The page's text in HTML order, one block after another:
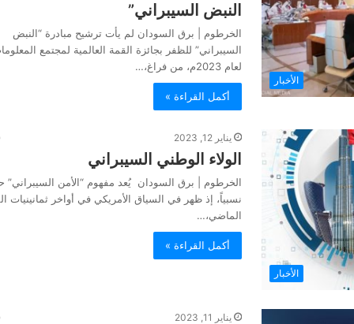
الأخبار
النبض السيبراني”
الخرطوم | برق السودان لم يأت ترشيح مبادرة “النبض
السيبراني” للظفر بجائزة القمة العالمية لمجتمع
لعام 2023م، من فراغ،…
أكمل القراءة »
الأخبار
يناير 12, 2023
الولاء الوطني السيبراني
الخرطوم | برق السودان يُعد مفهوم “الأمن السيبراني”
نسبياً، إذ ظهر في السياق الأمريكي في أواخر ثمانينيات
الماضي،…
أكمل القراءة »
يناير 11, 2023